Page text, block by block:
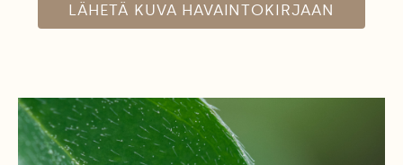
LÄHETÄ KUVA HAVAINTOKIRJAAN